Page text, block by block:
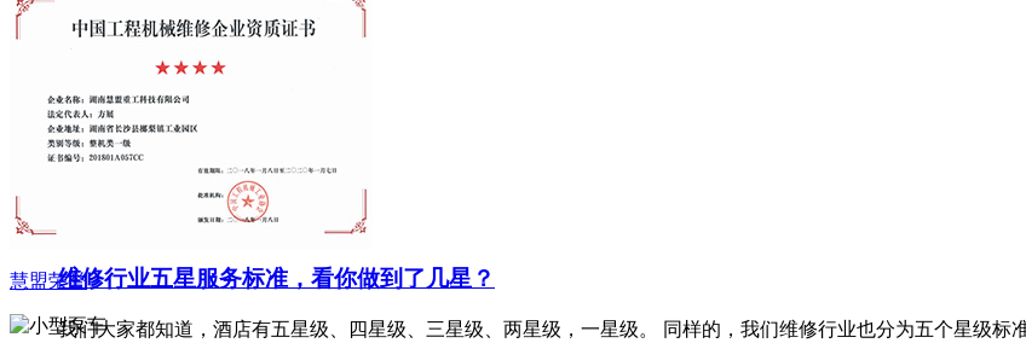
慧盟荣誉
联系我们
关注公众号
了解更多慧盟动态
维修行业五星服务标准，看你做到了几星？
我们大家都知道，酒店有五星级、四星级、三星级、两星级，一星级。 同样的，我们维修行业也分为五个星级